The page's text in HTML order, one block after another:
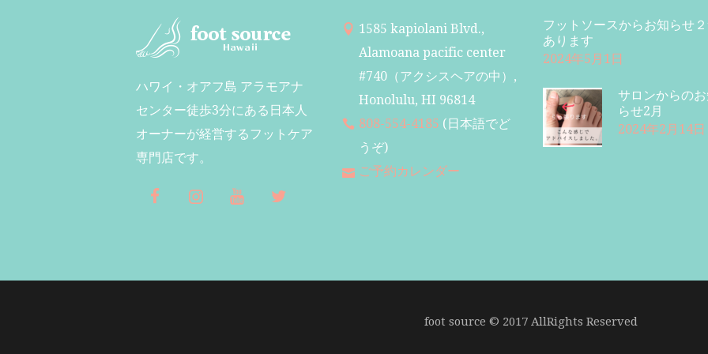
ハワイ・オアフ島 アラモアナ
センター徒歩3分にある日本人
オーナーが経営するフットケア
専門店です。
1585 kapiolani Blvd.,
Alamoana pacific center
#740（アクシスヘアの中）,
Honolulu, HI 96814
808-554-4185 (日本語でど
うぞ)
ご予約カレンダー
フットソースからお知らせ
あります
2024年5月1日
サロンからの
らせ2月
2024年2月14日
foot source © 2017 AllRights Reserved